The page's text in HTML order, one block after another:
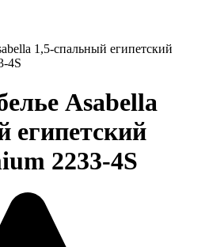
1,5-спальный египетский
4S
Asabella
египетский
2233-4S